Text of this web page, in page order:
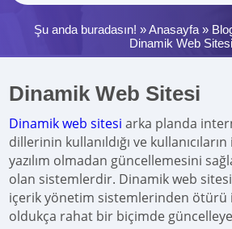
Şu anda buradasın! »Anasayfa »
Dinamik Web Sitesi
Dinamik Web Sitesi
Dinamik web sitesi arka planda
dillerinin kullanıldığı ve
yazılım olmadan güncellemesini
olan sistemlerdir. Dinamik web
içerik yönetim sistemlerinden
oldukça rahat bir biçimde